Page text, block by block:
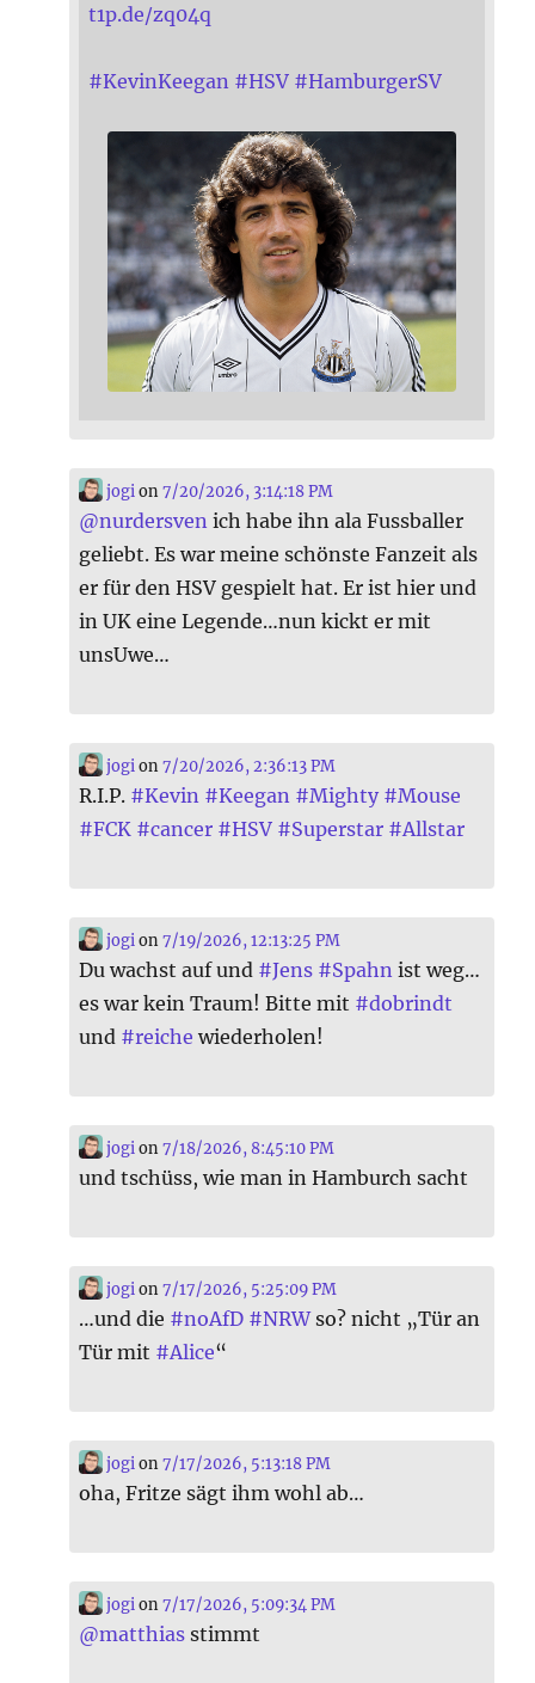
t1p.de/zq04q
#KevinKeegan #HSV #HamburgerSV
jogion7/20/2026, 3:14:18 PM
@nurdersven ich habe ihn ala Fussballer
geliebt. Es war meine schönste Fanzeit als
er für den HSV gespielt hat. Er ist hier und
in UK eine Legende…nun kickt er mit
unsUwe…
jogion7/20/2026, 2:36:13 PM
R.I.P. #Kevin #Keegan #Mighty #Mouse
#FCK #cancer #HSV #Superstar #Allstar
jogion7/19/2026, 12:13:25 PM
Du wachst auf und #Jens #Spahn ist weg…
es war kein Traum! Bitte mit #dobrindt
und #reiche wiederholen!
jogion7/18/2026, 8:45:10 PM
und tschüss, wie man in Hamburch sacht
jogion7/17/2026, 5:25:09 PM
…und die #noAfD #NRWso? nicht „Tür an
Tür mit #Alice“
jogion7/17/2026, 5:13:18 PM
oha, Fritze sägt ihm wohl ab…
jogion7/17/2026, 5:09:34 PM
@matthias stimmt